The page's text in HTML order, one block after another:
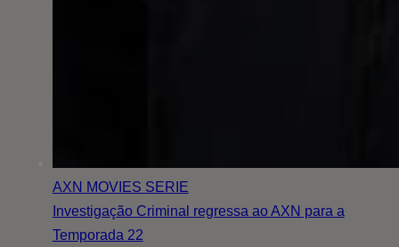
AXN MOVIES SERIE
Investigação Criminal regressa ao AXN para a
Temporada 22